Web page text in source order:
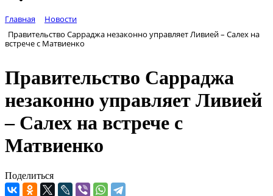
Главная
Новости
Правительство Сарраджа незаконно управляет Ливией – Салех на
встрече с Матвиенко
Правительство Сарраджа
незаконно управляет Ливией
– Салех на встрече с
Матвиенко
Поделиться